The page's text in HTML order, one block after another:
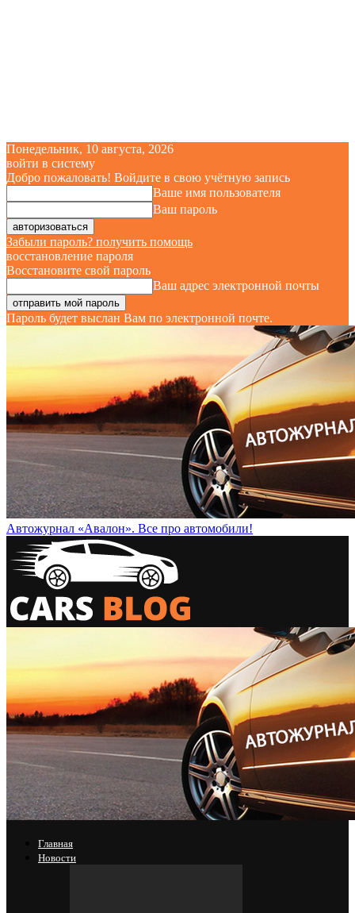
Понедельник, 10 августа, 2026
войти в систему
Добро пожаловать! Войдите в свою учётную запись
Ваше имя пользователя
Ваш пароль
Забыли пароль? получить помощь
восстановление пароля
Восстановите свой пароль
Ваш адрес электронной почты
Пароль будет выслан Вам по электронной почте.
Автожурнал «Авалон». Все про автомобили!
Главная
Новости